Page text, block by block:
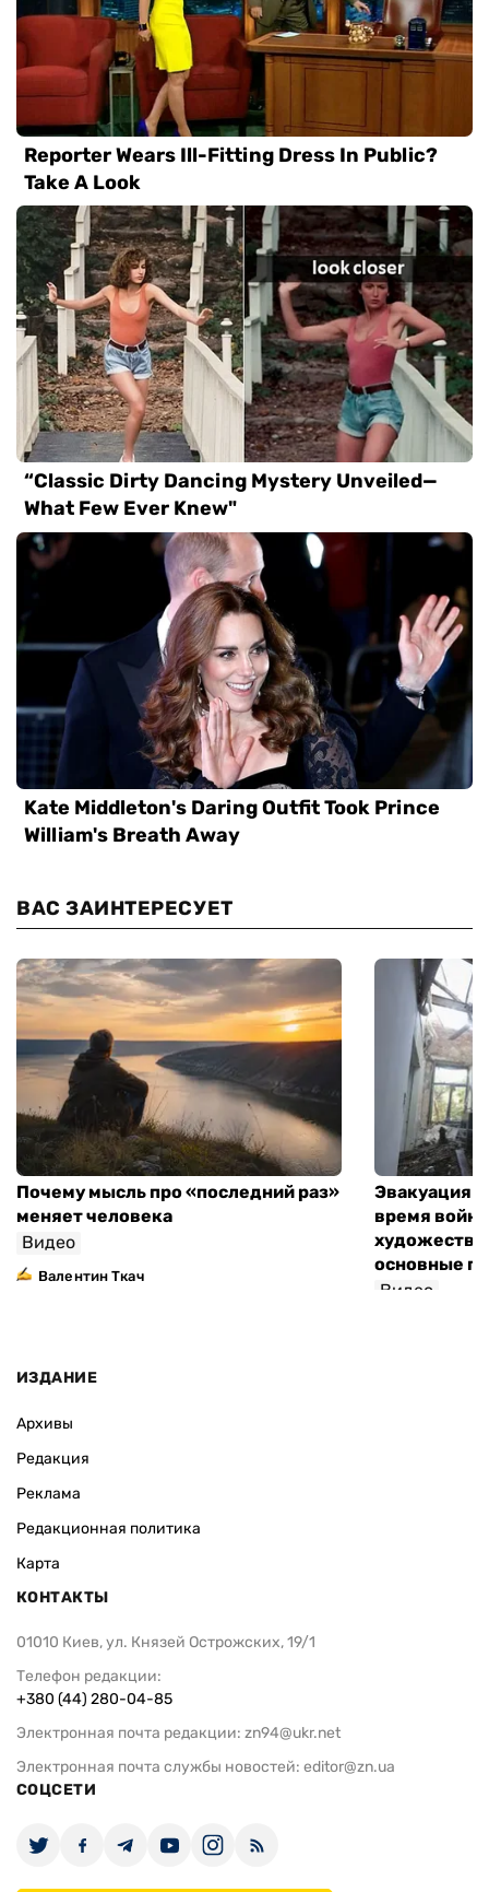
ВАС ЗАИНТЕРЕСУЕТ
Почему мысль про «последний раз»
меняет человека
Видео
Валентин Ткач
Эвакуация
время
основные
Видео
ИЗДАНИЕ
Архивы
Редакция
Реклама
Редакционная политика
Карта
КОНТАКТЫ
01010 Киев, ул. Князей Острожских, 19/1
Телефон редакции:
+380 (44) 280-04-85
Электронная почта редакции: zn94@ukr.net
Электронная почта службы новостей: editor@zn.ua
СОЦСЕТИ